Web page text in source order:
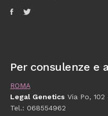
Per consulenze e
ROMA
Legal Genetics Via Po,
Tel.: 068554962